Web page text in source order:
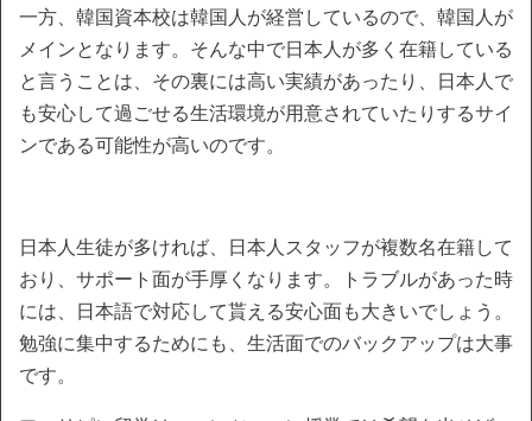
一方、韓国資本校は韓国人が経営しているので、韓国人が
メインとなります。そんな中で日本人が多く在籍している
と言うことは、その裏には高い実績があったり、日本人で
も安心して過ごせる生活環境が用意されていたりするサイ
ンである可能性が高いのです。
日本人生徒が多ければ、日本人スタッフが複数名在籍して
おり、サポート面が手厚くなります。トラブルがあった時
には、日本語で対応して貰える安心面も大きいでしょう。
勉強に集中するためにも、生活面でのバックアップは大事
です。